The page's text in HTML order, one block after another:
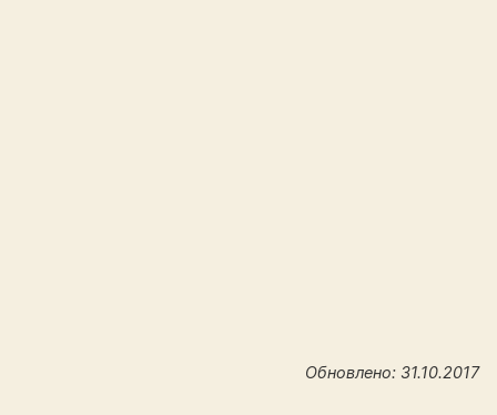
Обновлено: 31.10.2017